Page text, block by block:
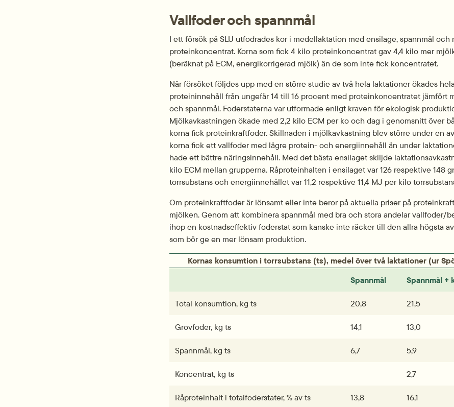
Vallfoder och spannmål
I ett försök på SLU utfodrades kor i medellaktation med ensilage, spannmål
proteinkoncentrat. Korna som fick 4 kilo proteinkoncentrat gav 4,4 kilo mer
(beräknat på ECM, energikorrigerad mjölk) än de som inte fick koncentratet.
När försöket följdes upp med en större studie av två hela laktationer ökades
proteininnehåll från ungefär 14 till 16 procent med proteinkoncentratet jämfört
och spannmål. Foderstaterna var utformade enligt kraven för ekologisk
Mjölkavkastningen ökade med 2,2 kilo ECM per ko och dag i genomsnitt över
korna fick proteinkraftfoder. Skillnaden i mjölkavkastning blev större under en
korna fick ett vallfoder med lägre protein- och energiinnehåll än under
hade ett bättre näringsinnehåll. Med det bästa ensilaget skiljde
kilo ECM mellan grupperna. Råproteinhalten i ensilaget var 126 respektive 148
torrsubstans och energiinnehållet var 11,2 respektive 11,4 MJ per kilo
Om proteinkraftfoder är lönsamt eller inte beror på aktuella priser på
mjölken. Genom att kombinera spannmål med bra och stora andelar vallfoder/
ihop en kostnadseffektiv foderstat som kanske inte räcker till den allra högsta
som bör ge en mer lönsam produktion.
Kornas konsumtion i torrsubstans (ts), medel över två laktationer (ur
Spannmål
Spannmål +
Total konsumtion, kg ts 20,8 21,5
Grovfoder, kg ts 14,1 13,0
Spannmål, kg ts 6,7 5,9
Koncentrat, kg ts 2,7
Råproteinhalt i totalfoderstater, % av ts 13,8 16,1